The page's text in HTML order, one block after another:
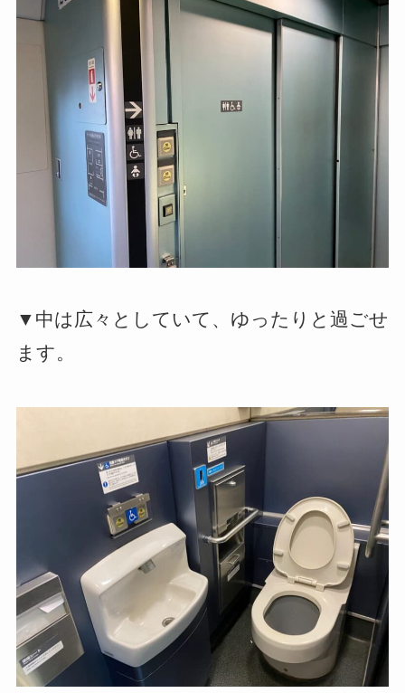
▼中は広々としていて、ゆったりと過ごせ
ます。